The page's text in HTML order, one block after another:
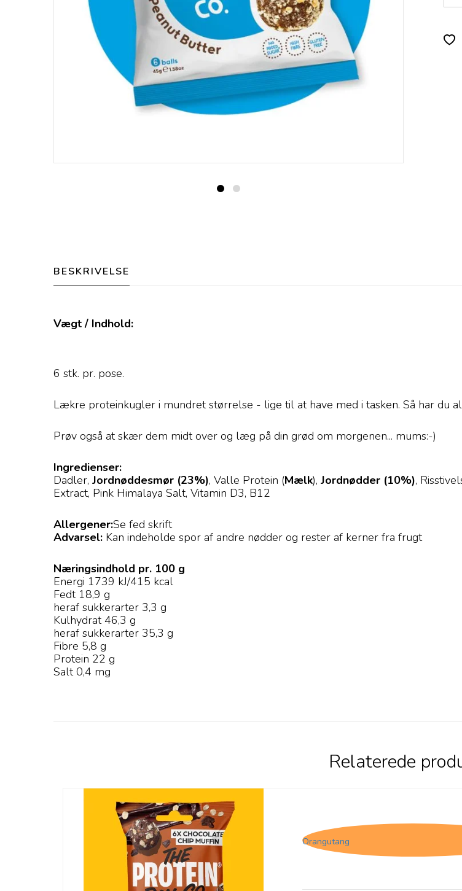
BESKRIVELSE
Vægt / Indhold:
6 stk. pr. pose.
Lækre proteinkugler i mundret størrelse - lige til at have med i tasken. Så har du
Prøv også at skær dem midt over og læg på din grød om morgenen... mums:-)
Ingredienser:
Dadler, Jordnøddesmør (23%), Valle Protein (Mælk), Jordnødder (10%),
Extract, Pink Himalaya Salt, Vitamin D3, B12
Allergener:Se fed skrift
Advarsel: Kan indeholde spor af andre nødder og rester af kerner fra frugt
Næringsindhold pr. 100 g
Energi 1739 kJ/415 kcal
Fedt 18,9 g
heraf sukkerarter 3,3 g
Kulhydrat 46,3 g
heraf sukkerarter 35,3 g
Fibre 5,8 g
Protein 22 g
Salt 0,4 mg
Relaterede
Orangutang